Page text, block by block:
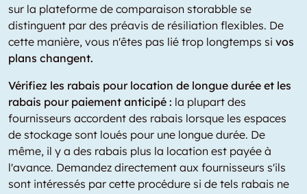
sur la plateforme de comparaison storabble se
distinguent par des préavis de résiliation flexibles. De
cette manière, vous n'êtes pas lié trop longtemps si vos
plans changent.
Vérifiez les rabais pour location de longue durée et les
rabais pour paiement anticipé : la plupart des
fournisseurs accordent des rabais lorsque les espaces
de stockage sont loués pour une longue durée. De
même, il y a des rabais plus la location est payée à
l'avance. Demandez directement aux fournisseurs s'ils
sont intéressés par cette procédure si de tels rabais ne